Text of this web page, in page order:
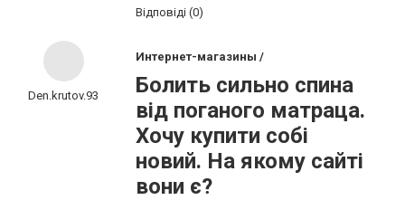
Відповіді (0)
Den.krutov.93
Интернет-магазины /
Болить сильно спина
від поганого матраца.
Хочу купити собі
новий. На якому сайті
вони є?